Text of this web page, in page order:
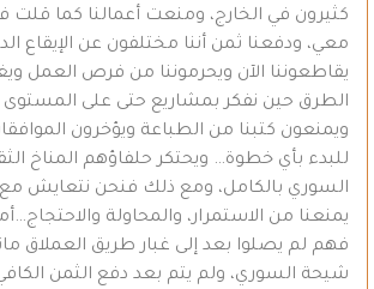
كثيرون في الخارج، ومنعت أعمالنا كما قلت
معي، ودفعنا ثمن أننا مختلفون عن الإيقاع
يقاطعوننا الآن ويحرموننا من فرص العمل
الطرق حين نفكر بمشاريع حتى على
ويمنعون كتبنا من الطباعة ويؤخرون
للبدء بأي خطوة… ويحتكر حلفاؤهم المناخ
السوري بالكامل، ومع ذلك فنحن نتعايش مع
يمنعنا من الاستمرار، والمحاولة
فهم لم يصلوا بعد إلى غبار طريق العملاق
شيحة السوري، ولم يتم بعد دفع الثمن